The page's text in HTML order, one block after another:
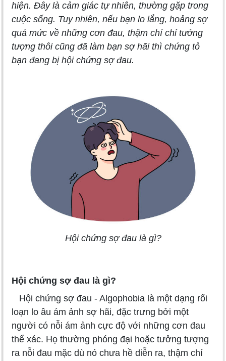
hiện. Đây là cảm giác tự nhiên, thường gặp trong
cuộc sống. Tuy nhiên, nếu bạn lo lắng, hoảng sợ
quá mức về những cơn đau, thậm chí chỉ tưởng
tượng thôi cũng đã làm bạn sợ hãi thì chứng tỏ
bạn đang bị hội chứng sợ đau.
Hội chứng sợ đau là gì?
Hội chứng sợ đau là gì?
Hội chứng sợ đau - Algophobia là một dạng rối
loạn lo âu ám ảnh sợ hãi, đặc trưng bởi một
người có nỗi ám ảnh cực độ với những cơn đau
thể xác. Họ thường phóng đại hoặc tưởng tượng
ra nỗi đau mặc dù nó chưa hề diễn ra, thậm chí